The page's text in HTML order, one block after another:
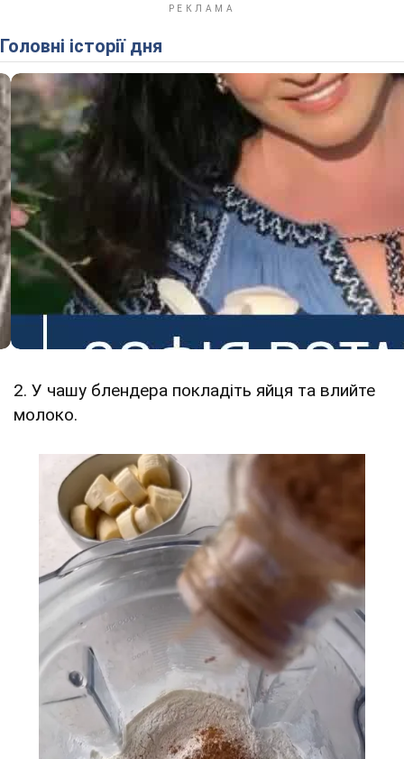
Головні історії дня
2. У чашу блендера покладіть яйця та влийте
молоко.